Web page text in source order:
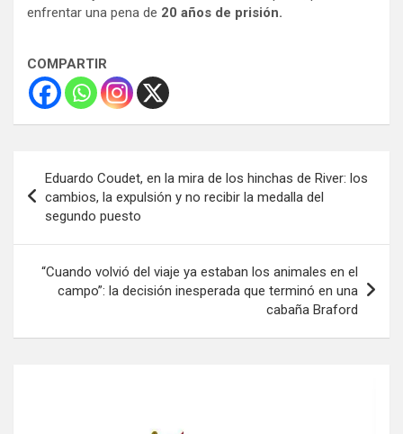
enfrentar una pena de 20 años de prisión.
COMPARTIR
de
entradas
Eduardo Coudet, en la mira de los hinchas de River: los
cambios, la expulsión y no recibir la medalla del
segundo puesto
“Cuando volvió del viaje ya estaban los animales en el
campo”: la decisión inesperada que terminó en una
cabaña Braford